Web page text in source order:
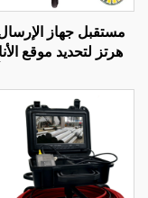
هرتز لتحديد موقع